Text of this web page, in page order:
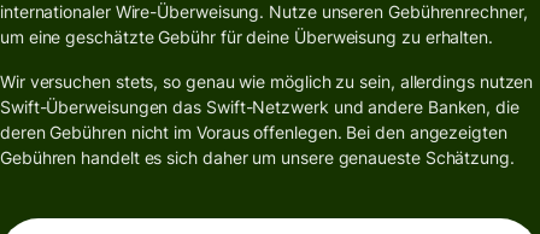
internationaler Wire-Überweisung. Nutze unseren Gebührenrechner,
um eine geschätzte Gebühr für deine Überweisung zu erhalten.
Wir versuchen stets, so genau wie möglich zu sein, allerdings nutzen
Swift-Überweisungen das Swift-Netzwerk und andere Banken, die
deren Gebühren nicht im Voraus offenlegen. Bei den angezeigten
Gebühren handelt es sich daher um unsere genaueste Schätzung.